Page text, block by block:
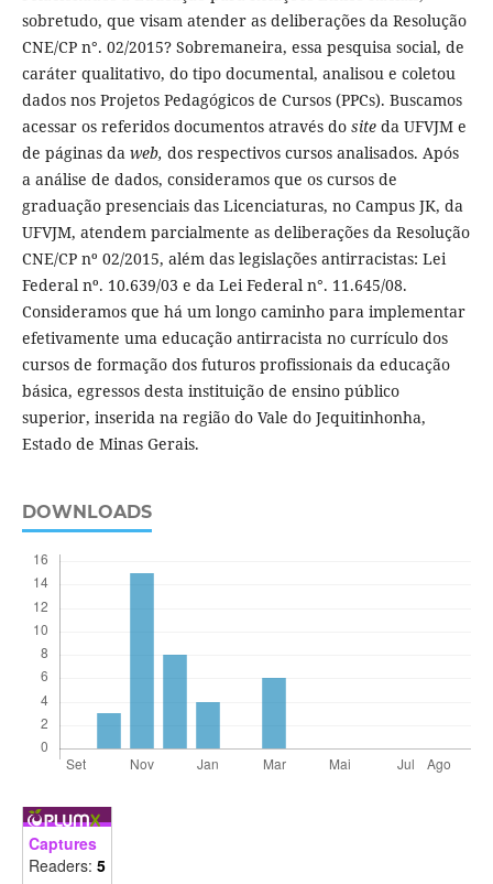
sobretudo, que visam atender as deliberações da Resolução
CNE/CP n°. 02/2015? Sobremaneira, essa pesquisa social, de
caráter qualitativo, do tipo documental, analisou e coletou
dados nos Projetos Pedagógicos de Cursos (PPCs). Buscamos
acessar os referidos documentos através do siteda UFVJM e
de páginas da web, dos respectivos cursos analisados. Após
a análise de dados, consideramos que os cursos de
graduação presenciais das Licenciaturas, no Campus JK, da
UFVJM, atendem parcialmente as deliberações da Resolução
CNE/CP nº 02/2015, além das legislações antirracistas: Lei
Federal nº. 10.639/03 e da Lei Federal n°. 11.645/08.
Consideramos que há um longo caminho para implementar
efetivamente uma educação antirracista no currículo dos
cursos de formação dos futuros profissionais da educação
básica, egressos desta instituição de ensino público
superior, inserida na região do Vale do Jequitinhonha,
Estado de Minas Gerais.
DOWNLOADS
Captures
Readers: 5